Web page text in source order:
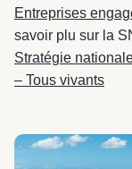
Entreprises
savoir plu sur la
Stratégie
– Tous vivants